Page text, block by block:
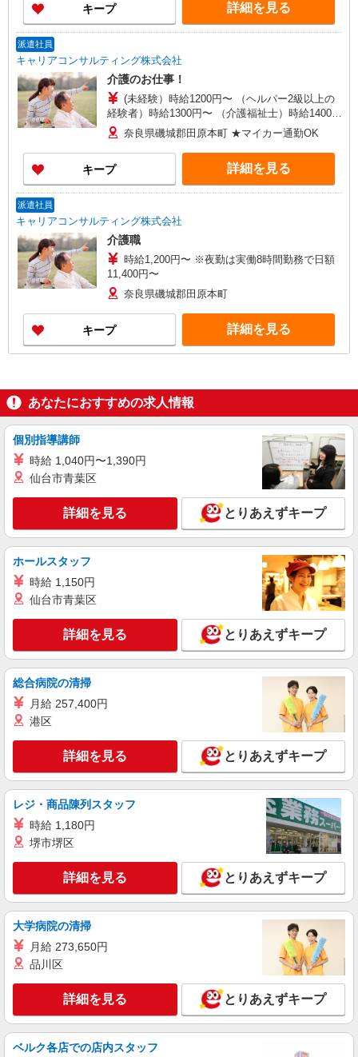
キープ 詳細を見る
派遣社員
キャリアコンサルティング株式会社
介護のお仕事！
(未経験）時給1200円〜 （ヘルパー2級以上の
経験者）時給1300円〜 （介護福祉士）時給1400
円〜奈良県磯城郡田原本町 ★マイカー通勤OK
キープ 詳細を見る
派遣社員
キャリアコンサルティング株式会社
介護職
時給1,200円〜 ※夜勤は実働8時間勤務で日額
11,400円〜
奈良県磯城郡田原本町
キープ 詳細を見る
あなたにおすすめの求人情報
個別指導講師
時給 1,040円〜1,390円
仙台市青葉区
詳細を見る とりあえずキープ
ホールスタッフ
時給 1,150円
仙台市青葉区
詳細を見る とりあえずキープ
総合病院の清掃
月給 257,400円
港区
詳細を見る とりあえずキープ
レジ・商品陳列スタッフ
時給 1,180円
堺市堺区
詳細を見る とりあえずキープ
大学病院の清掃
月給 273,650円
品川区
詳細を見る とりあえずキープ
ベルク各店での店内スタッフ